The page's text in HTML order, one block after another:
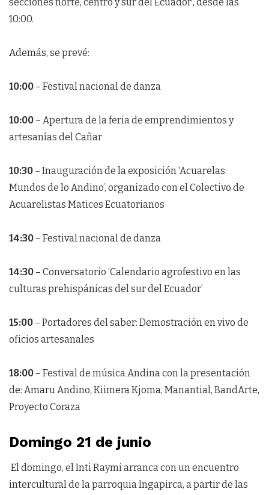
10:00.
Además, se prevé:
10:00 – Festival nacional de danza
10:00 – Apertura de la feria de emprendimientos y
artesanías del Cañar
10:30 – Inauguración de la exposición ‘Acuarelas:
Mundos de lo Andino’, organizado con el Colectivo de
Acuarelistas Matices Ecuatorianos
14:30 – Festival nacional de danza
14:30 – Conversatorio ‘Calendario agrofestivo en las
culturas prehispánicas del sur del Ecuador’
15:00 – Portadores del saber: Demostración en vivo de
oficios artesanales
18:00 – Festival de música Andina con la presentación
de: Amaru Andino, Kiimera Kjoma, Manantial, BandArte,
Proyecto Coraza
Domingo 21 de junio
El domingo, el Inti Raymi arranca con un encuentro
intercultural de la parroquia Ingapirca, a partir de las